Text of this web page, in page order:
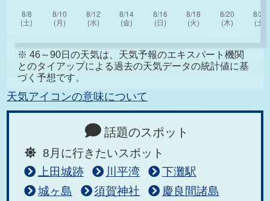
※ 46～90日の天気は、天気予報のエキスパート機関
とのタイアップによる過去の天気データの統計値に基
づく予想です。
天気アイコンの意味について
話題のスポット
8月に行きたいスポット
上田城跡
川平湾
下灘駅
城ヶ島
須賀神社
慶良間諸島